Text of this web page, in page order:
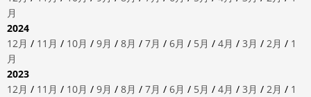
月
2024
12月 / 11月 / 10月 / 9月 / 8月 / 7月 / 6月 / 5月 / 4月 / 3月 / 2月 / 1
月
2023
12月 / 11月 / 10月 / 9月 / 8月 / 7月 / 6月 / 5月 / 4月 / 3月 / 2月 / 1